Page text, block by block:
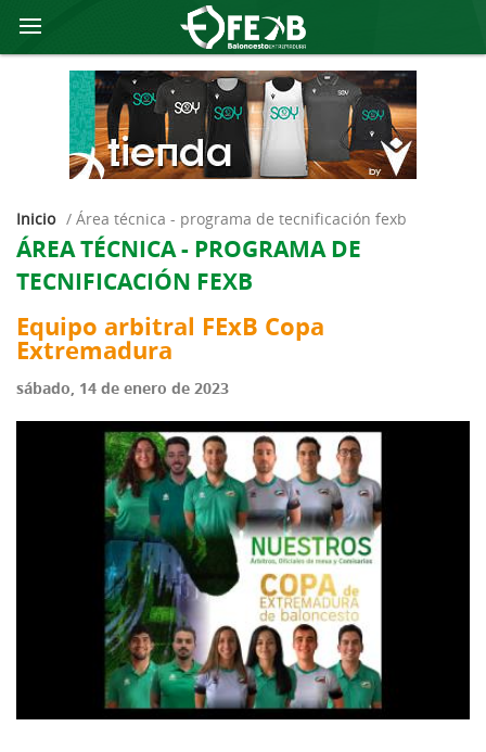
Inicio / área técnica - programa de tecnificación fexb
ÁREA TÉCNICA - PROGRAMA DE
TECNIFICACIÓN FEXB
Equipo arbitral FExB Copa
Extremadura
sábado, 14 de enero de 2023